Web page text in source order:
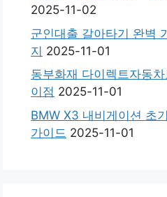
2025-11-02
군인대출 갈아타기 완벽
지 2025-11-01
동부화재 다이렉트자동
이점 2025-11-01
BMW X3 내비게이션 초
가이드 2025-11-01